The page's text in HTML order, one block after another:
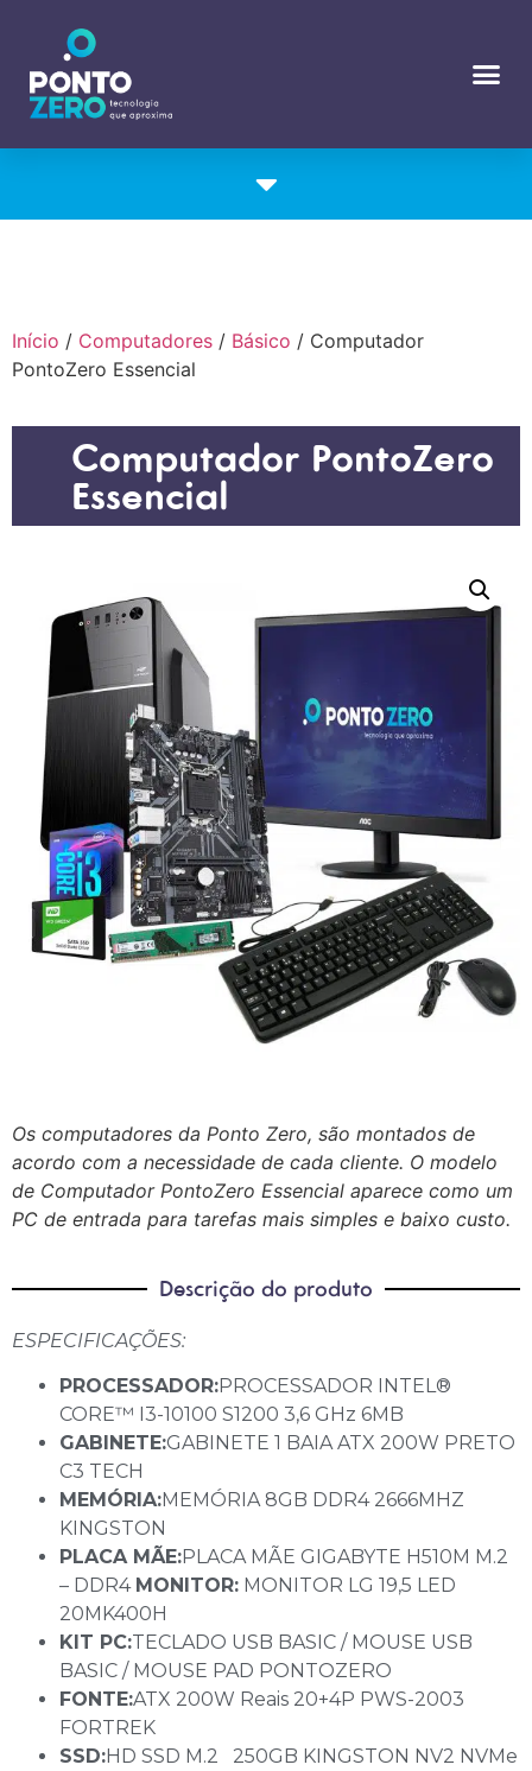
Início / Computadores / Básico / Computador
PontoZero Essencial
Computador PontoZero
Essencial
Os computadores da Ponto Zero, são montados de
acordo com a necessidade de cada cliente. O modelo
de Computador PontoZero Essencial aparece como um
PC de entrada para tarefas mais simples e baixo custo.
Descrição do produto
ESPECIFICAÇÕES:
PROCESSADOR:PROCESSADOR INTEL®
CORE™ I3-10100 S1200 3,6 GHz 6MB
GABINETE:GABINETE 1 BAIA ATX 200W PRETO
C3 TECH
MEMÓRIA:MEMÓRIA 8GB DDR4 2666MHZ
KINGSTON
PLACA MÃE:PLACA MÃE GIGABYTE H510M M.2
– DDR4 MONITOR: MONITOR LG 19,5 LED
20MK400H
KIT PC:TECLADO USB BASIC / MOUSE USB
BASIC / MOUSE PAD PONTOZERO
FONTE:ATX 200W Reais 20+4P PWS-2003
FORTREK
SSD:HD SSD M.2 250GB KINGSTON NV2 NVMe